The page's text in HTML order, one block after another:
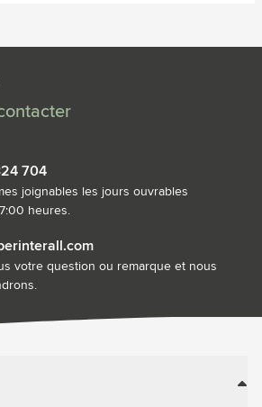
704
joignables les jours ouvrables
heures.
votre question ou remarque et nous